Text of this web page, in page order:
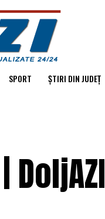
SPORT ȘTIRI DIN JUDEȚ